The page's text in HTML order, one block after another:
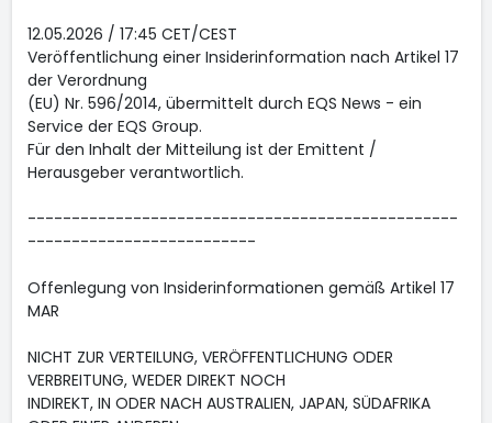
12.05.2026 / 17:45 CET/CEST
Veröffentlichung einer Insiderinformation nach Artikel 17
der Verordnung
(EU) Nr. 596/2014, übermittelt durch EQS News - ein
Service der EQS Group.
Für den Inhalt der Mitteilung ist der Emittent /
Herausgeber verantwortlich.
-------------------------------------------------
--------------------------
Offenlegung von Insiderinformationen gemäß Artikel 17
MAR
NICHT ZUR VERTEILUNG, VERÖFFENTLICHUNG ODER
VERBREITUNG, WEDER DIREKT NOCH
INDIREKT, IN ODER NACH AUSTRALIEN, JAPAN, SÜDAFRIKA